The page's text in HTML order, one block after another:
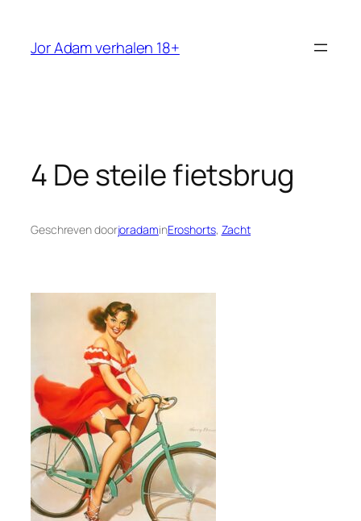
Jor Adam verhalen 18+
4 De steile fietsbrug
Geschreven doorjoradaminEroshorts, Zacht